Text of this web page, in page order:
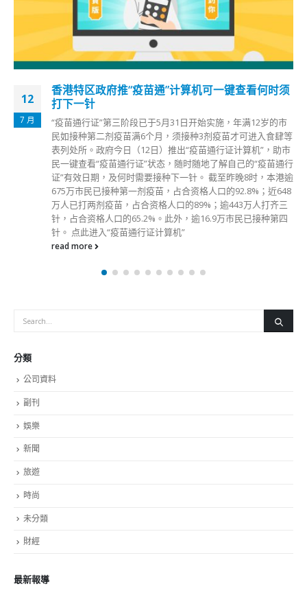
12
7 月
香港特区政府推“疫苗通”计算机可一键查看何时须
打下一针
“疫苗通行证”第三阶段已于5月31日开始实施，年满12岁的市
民如接种第二剂疫苗满6个月，须接种3剂疫苗才可进入食肆等
表列处所。政府今日（12日）推出“疫苗通行证计算机”，助市
民一键查看“疫苗通行证”状态，随时随地了解自己的“疫苗通行
证”有效日期，及何时需要接种下一针。 截至昨晚8时，本港逾
675万市民已接种第一剂疫苗，占合资格人口的92.8%；近648
万人已打两剂疫苗，占合资格人口的89%；逾443万人打齐三
针，占合资格人口的65.2%。此外，逾16.9万市民已接种第四
针。 点此进入“疫苗通行证计算机”
read more
分類
公司資料
副刊
娛樂
新聞
旅遊
時尚
未分類
財經
最新報導